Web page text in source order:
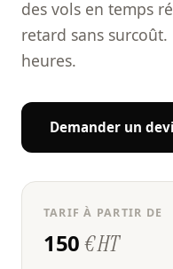
des vols en temps
retard sans
heures.
Demander un
TARIF À PARTIR DE
150€ HT